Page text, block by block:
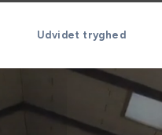
Udvidet tryghed